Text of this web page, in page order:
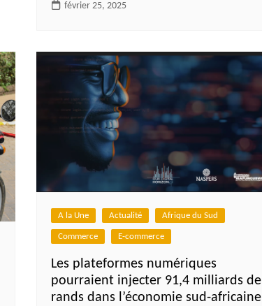
du
février 25, 2025
A la Une Actualité Afrique du Sud
Commerce E-commerce
Les plateformes numériques
pourraient injecter 91,4 milliards de
rands dans l’économie sud-africaine